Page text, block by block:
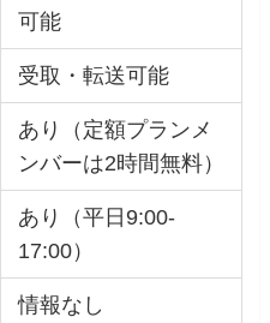
可能
受取・転送可能
あり（定額プランメ
ンバーは2時間無料）
あり（平日9:00-
17:00）
情報なし